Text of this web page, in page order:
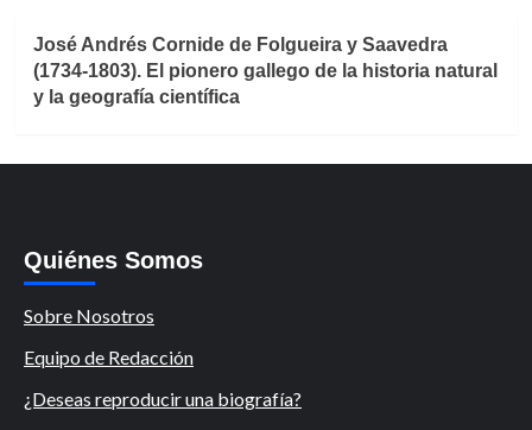
José Andrés Cornide de Folgueira y Saavedra
(1734-1803). El pionero gallego de la historia natural
y la geografía científica
Quiénes Somos
Sobre Nosotros
Equipo de Redacción
¿Deseas reproducir una biografía?